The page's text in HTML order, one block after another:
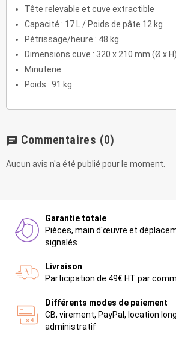
Tête relevable et cuve extractible
Capacité : 17 L / Poids de pâte 12 kg
Pétrissage/heure : 48 kg
Dimensions cuve : 320 x 210 mm (Ø x H)
Minuterie
Poids : 91 kg
chat Commentaires (0)
Aucun avis n'a été publié pour le moment.
Garantie totale
Pièces, main d'œuvre et
signalés
Livraison
Participation de 49€ HT par
Différents modes de paiement
CB, virement, PayPal, location
administratif